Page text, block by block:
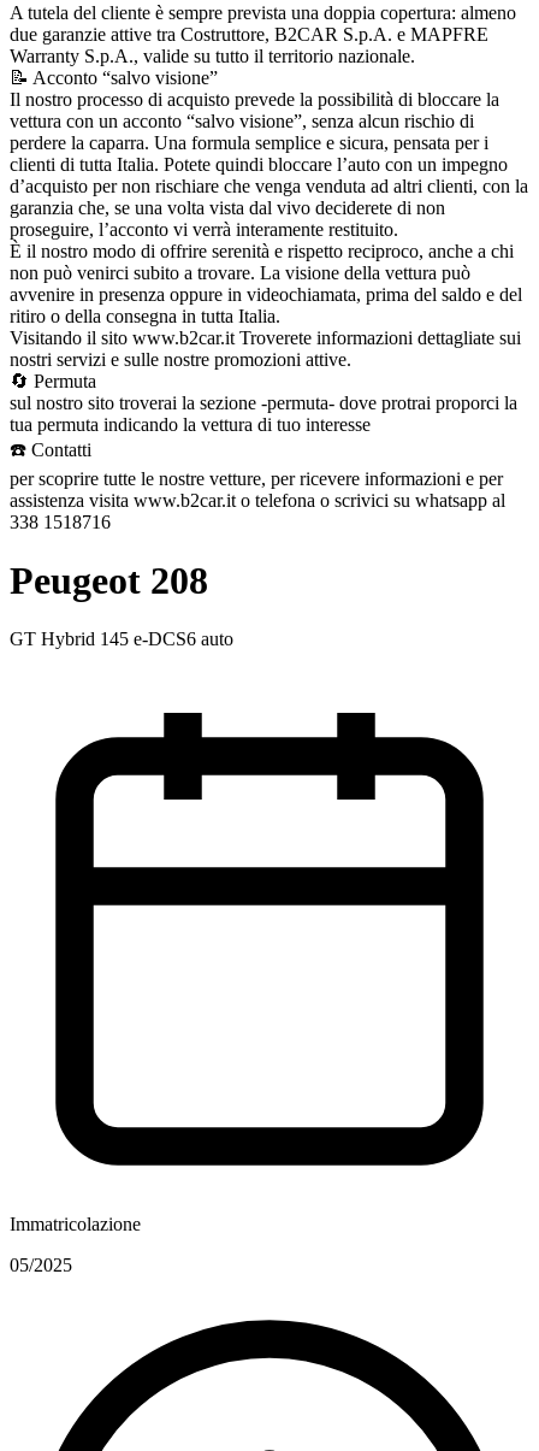
A tutela del cliente è sempre prevista una doppia copertura: almeno
due garanzie attive tra Costruttore, B2CAR S.p.A. e MAPFRE
Warranty S.p.A., valide su tutto il territorio nazionale.
📝 Acconto “salvo visione”
Il nostro processo di acquisto prevede la possibilità di bloccare la
vettura con un acconto “salvo visione”, senza alcun rischio di
perdere la caparra. Una formula semplice e sicura, pensata per i
clienti di tutta Italia. Potete quindi bloccare l’auto con un impegno
d’acquisto per non rischiare che venga venduta ad altri clienti, con la
garanzia che, se una volta vista dal vivo deciderete di non
proseguire, l’acconto vi verrà interamente restituito.
È il nostro modo di offrire serenità e rispetto reciproco, anche a chi
non può venirci subito a trovare. La visione della vettura può
avvenire in presenza oppure in videochiamata, prima del saldo e del
ritiro o della consegna in tutta Italia.
Visitando il sito www.b2car.it Troverete informazioni dettagliate sui
nostri servizi e sulle nostre promozioni attive.
🔄 Permuta
sul nostro sito troverai la sezione -permuta- dove protrai proporci la
tua permuta indicando la vettura di tuo interesse
☎️ Contatti
per scoprire tutte le nostre vetture, per ricevere informazioni e per
assistenza visita www.b2car.it o telefona o scrivici su whatsapp al
338 1518716
Peugeot 208
GT Hybrid 145 e-DCS6 auto
Immatricolazione
05/2025